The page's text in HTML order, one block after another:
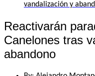
vandalización y
Reactivarán
Canelones tras
abandono